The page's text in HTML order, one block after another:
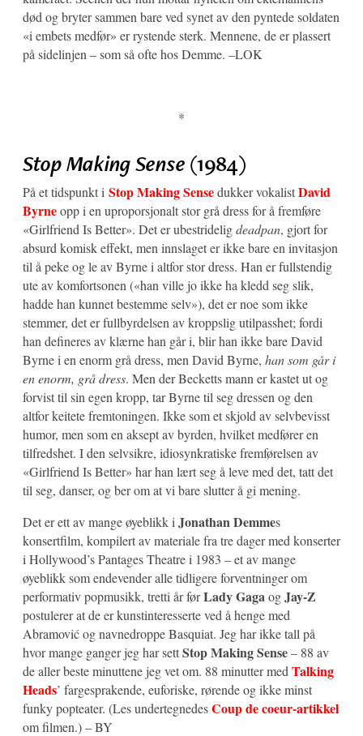
død og bryter sammen bare ved synet av den pyntede soldaten
«i embets medfør» er rystende sterk. Mennene, de er plassert
på sidelinjen – som så ofte hos Demme. –LOK
*
Stop Making Sense (1984)
På et tidspunkt i Stop Making Sensedukker vokalistDavid
Byrneopp i en uproporsjonalt stor grå dress for å fremføre
«Girlfriend Is Better». Det er ubestrideligdeadpan, gjort for
absurd komisk effekt, men innslaget er ikke bare en invitasjon
til å peke og le av Byrne i altfor stor dress. Han er fullstendig
ute av komfortsonen («han ville jo ikke ha kledd seg slik,
hadde han kunnet bestemme selv»), det er noe som ikke
stemmer, det er fullbyrdelsen av kroppslig utilpasshet; fordi
han defineres av klærne han går i, blir han ikke bare David
Byrne i en enorm grå dress, men David Byrne, han som går i
en enorm, grå dress. Men der Becketts mann er kastet ut og
forvist til sin egen kropp, tar Byrne til seg dressen og den
altfor keitete fremtoningen. Ikke som et skjold av selvbevisst
humor, men som en aksept av byrden, hvilket medfører en
tilfredshet. I den selvsikre, idiosynkratiske fremførelsen av
«Girlfriend Is Better» har han lært seg å leve med det, tatt det
til seg, danser, og ber om at vi bare slutter å gi mening.
Det er ett av mange øyeblikk i Jonathan Demmes
konsertfilm, kompilert av materiale fra tre dager med konserter
i Hollywood’s Pantages Theatre i 1983 – et av mange
øyeblikk som endevender alle tidligere forventninger om
performativ popmusikk, tretti år førLady GagaogJay-Z
postulerer at de er kunstinteresserte ved å henge med
Abramović og navnedroppe Basquiat. Jeg har ikke tall på
hvor mange ganger jeg har settStop Making Sense– 88 av
de aller beste minuttene jeg vet om. 88 minutter med Talking
Heads’ fargesprakende, euforiske, rørende og ikke minst
funky popteater. (Les undertegnedesCoup de coeur-artikkel
om filmen.) – BY